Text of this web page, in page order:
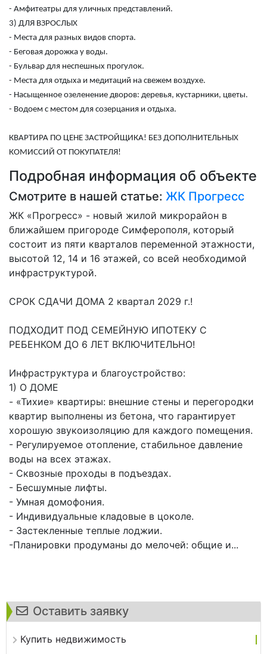
Оставить заявку
Купить недвижимость
- Амфитеатры для уличных представлений.
3) ДЛЯ ВЗРОСЛЫХ
- Места для разных видов спорта.
- Беговая дорожка у воды.
- Бульвар для неспешных прогулок.
- Места для отдыха и медитаций на свежем воздухе.
- Насыщенное озеленение дворов: деревья, кустарники, цветы.
- Водоем с местом для созерцания и отдыха.
КВАРТИРА ПО ЦЕНЕ ЗАСТРОЙЩИКА! БЕЗ ДОПОЛНИТЕЛЬНЫХ
КОМИССИЙ ОТ ПОКУПАТЕЛЯ!
Подробная информация об объекте
Смотрите в нашей статье: ЖК Прогресс
ЖК «Прогресс» - новый жилой микрорайон в
ближайшем пригороде Симферополя, который
состоит из пяти кварталов переменной этажности,
высотой 12, 14 и 16 этажей, со всей необходимой
инфраструктурой.
СРОК СДАЧИ ДОМА 2 квартал 2029 г.!
ПОДХОДИТ ПОД СЕМЕЙНУЮ ИПОТЕКУ С
РЕБЕНКОМ ДО 6 ЛЕТ ВКЛЮЧИТЕЛЬНО!
Инфраструктура и благоустройство:
1) О ДОМЕ
- «Тихие» квартиры: внешние стены и перегородки
квартир выполнены из бетона, что гарантирует
хорошую звукоизоляцию для каждого помещения.
- Регулируемое отопление, стабильное давление
воды на всех этажах.
- Сквозные проходы в подъездах.
- Бесшумные лифты.
- Умная домофония.
- Индивидуальные кладовые в цоколе.
- Застекленные теплые лоджии.
-Планировки продуманы до мелочей: общие и...